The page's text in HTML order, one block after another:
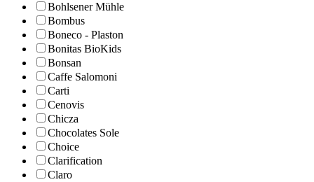
Bohlsener Mühle
Bombus
Boneco - Plaston
Bonitas BioKids
Bonsan
Caffe Salomoni
Carti
Cenovis
Chicza
Chocolates Sole
Choice
Clarification
Claro